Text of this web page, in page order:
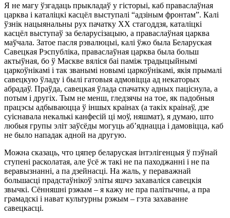
Я не магу ўзгадаць прыкладаў у гісторыі, каб праваслаўная
царква і каталіцкі касцёл выступалі “адзіным фронтам”. Калі
ўзнік нацыянальны рух пачатку ХХ стагоддзя, каталіцкі
касцёл выступаў за беларусізацыю, а праваслаўная царква
маўчала. Затое пасля рэвалюцыі, калі ўжо была Беларуская
Савецкая Рэспубліка, праваслаўная царква была больш
актыўная, бо ў Маскве вяліся баі паміж традыцыйнымі
царкоўнікамі і так званымі новымі царкоўнікамі, якія прымалі
савецкую ўладу і былі гатовыя адмовіцца ад некаторых
абрадаў. Праўда, савецкая ўлада спачатку адных паціснула, а
потым і другіх. Тым не менш, гледзячы на тое, як падобныя
працэсы адбываюцца ў іншых краінах (а такіх краінаў, дзе
суіснавала некалькі канфесій ці моў, няшмат), я думаю, што
любыя групы эліт заўсёды могуць аб’яднацца і дамовіцца, каб
не было нападак адной на другую.
Можна сказаць, что цяпер беларуская інтэлігенцыя ў пэўнай
ступені расколатая, але ўсё ж такі не па паходжанні і не па
веравызнанні, а па дзейнасці. На жаль, у пераважнай
большасці прадстаўнікоў эліты яшчэ захаваліся савецкія
звычкі. Сённяшні рэжым – я кажу не пра палітычны, а пра
грамадскі і нават культурны рэжым – гэта захаванне
савецкасці.